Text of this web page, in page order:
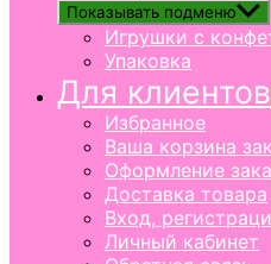
Показывать подменю
Игрушки с
Упаковка
Для клиентов
Избранное
Ваша корзина
Оформление
Доставка товара
Вход,
Личный кабинет